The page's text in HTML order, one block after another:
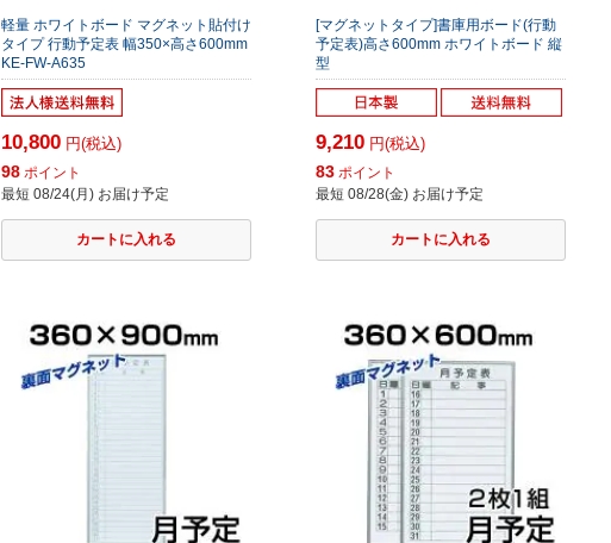
軽量 ホワイトボード マグネット貼付け
タイプ 行動予定表 幅350×高さ600mm
KE-FW-A635
10,800 円(税込)
98 ポイント
最短 08/24(月) お届け予定
[マグネットタイプ]書庫用ボード(行動
予定表)高さ600mm ホワイトボード 縦
型
9,210円(税込)
83 ポイント
最短 08/28(金) お届け予定